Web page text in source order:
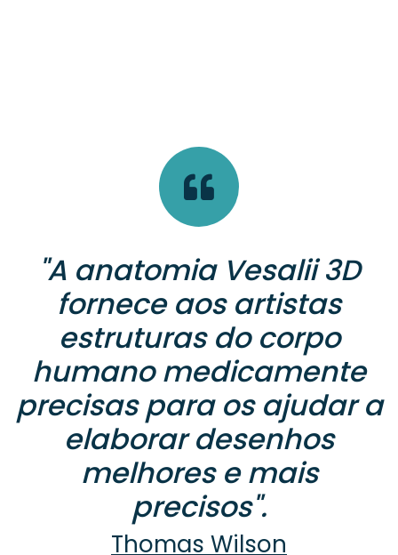
"A anatomia Vesalii 3D
fornece aos artistas
estruturas do corpo
humano medicamente
precisas para os ajudar a
elaborar desenhos
melhores e mais
precisos".
Thomas Wilson